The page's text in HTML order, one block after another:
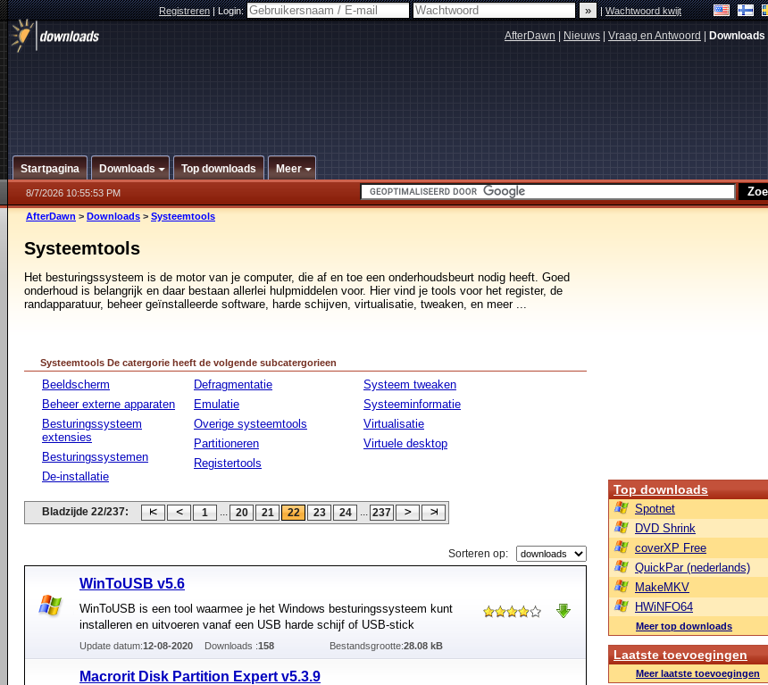
Registreren|Login: |Wachtwoord kwijt
AfterDawn Nieuws Vraag en Antwoord Downloads
Startpagina Downloads Top downloads Meer
8/7/2026 10:55:53 PM
AfterDawn > Downloads > Systeemtools
Systeemtools
Het besturingssysteem is de motor van je computer, die af en toe een onderhoudsbeurt nodig heeft. Goed
onderhoud is belangrijk en daar bestaan allerlei hulpmiddelen voor. Hier vind je tools voor het register, de
randapparatuur, beheer geïnstalleerde software, harde schijven, virtualisatie, tweaken, en meer ...
Systeemtools De catergorie heeft de volgende subcatergorieen
Beeldscherm
Beheer externe apparaten
Besturingssysteem
extensies
Besturingssystemen
De-installatie
Defragmentatie
Emulatie
Overige systeemtools
Partitioneren
Registertools
Systeem tweaken
Systeeminformatie
Virtualisatie
Virtuele desktop
Bladzijde 22/237: 1 ... 20 21 22 23 24 ... 237
Sorteren op:
WinToUSB v5.6
WinToUSB is een tool waarmee je het Windows besturingssysteem kunt
installeren en uitvoeren vanaf een USB harde schijf of USB-stick
Update datum:12-08-2020 Downloads :158 Bestandsgrootte:28.08 kB
Macrorit Disk Partition Expert v5.3.9
Top downloads
Spotnet
DVD Shrink
coverXP Free
QuickPar (nederlands)
MakeMKV
HWiNFO64
Meer top downloads
Laatste toevoegingen
Meer laatste toevoegingen